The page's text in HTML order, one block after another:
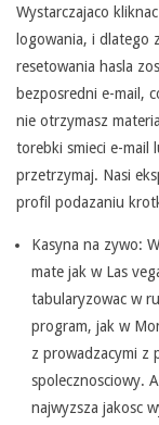
Wystarczajaco
logowania, i dlatego
resetowania hasla
bezposredni e-mail,
nie otrzymasz
torebki smieci e-mail
przetrzymaj. Nasi
profil podazaniu
Kasyna na zywo:
mate jak w Las
tabularyzowac w
program, jak w
z prowadzacymi z
spolecznosciowy.
najwyzsza jakosc